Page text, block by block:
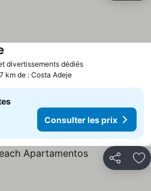
divertissements dédiésConsulter les
km de : Costa Adeje
Consulter les prix
Partager